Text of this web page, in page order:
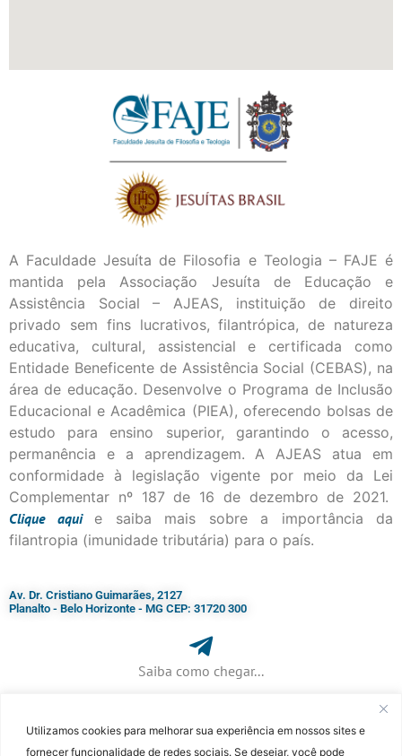
Utilizamos cookies para melhorar sua experiência em nossos sites e
fornecer funcionalidade de redes sociais. Se desejar, você pode
A Faculdade Jesuíta de Filosofia e Teologia – FAJE é
mantida pela Associação Jesuíta de Educação e
Assistência Social – AJEAS, instituição de direito
privado sem fins lucrativos, filantrópica, de natureza
educativa, cultural, assistencial e certificada como
Entidade Beneficente de Assistência Social (CEBAS), na
área de educação. Desenvolve o Programa de Inclusão
Educacional e Acadêmica (PIEA), oferecendo bolsas de
estudo para ensino superior, garantindo o acesso,
permanência e a aprendizagem. A AJEAS atua em
conformidade à legislação vigente por meio da Lei
Complementar nº 187 de 16 de dezembro de 2021.
Cliqueaqui
e saiba mais sobre a importância da
filantropia (imunidade tributária) para o país.
Av. Dr. Cristiano Guimarães, 2127
Planalto - Belo Horizonte - MG CEP: 31720 300
Saiba como chegar...
+ 55 (31) 3115-7000​